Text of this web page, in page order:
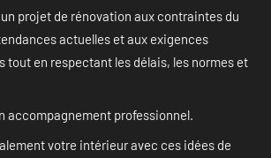
projet de rénovation aux contraintes du
actuelles et aux exigences
tout en respectant les délais, les normes et
accompagnement professionnel.
votre intérieur avec ces idées de